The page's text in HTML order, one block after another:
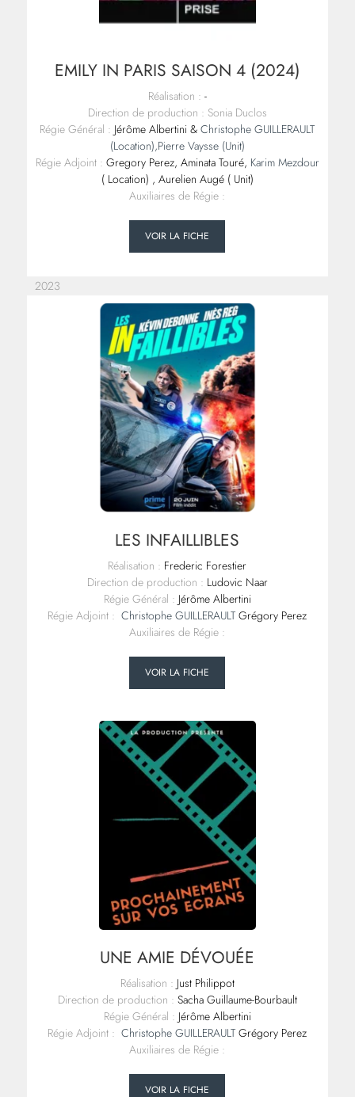
EMILY IN PARIS SAISON 4 (2024)
Réalisation : -
Direction de production : Sonia Duclos
Régie Général : Jérôme Albertini &Christophe GUILLERAULT
(Location),Pierre Vaysse (Unit)
Régie Adjoint : Gregory Perez, Aminata Touré, Karim Mezdour
( Location) , Aurelien Augé ( Unit)
Auxiliaires de Régie :
VOIR LA FICHE
2023
LES INFAILLIBLES
Réalisation : Frederic Forestier
Direction de production : Ludovic Naar
Régie Général : Jérôme Albertini
Régie Adjoint : Christophe GUILLERAULTGrégory Perez
Auxiliaires de Régie :
VOIR LA FICHE
UNE AMIE DÉVOUÉE
Réalisation : Just Philippot
Direction de production : Sacha Guillaume-Bourbault
Régie Général : Jérôme Albertini
Régie Adjoint : Christophe GUILLERAULTGrégory Perez
Auxiliaires de Régie :
VOIR LA FICHE